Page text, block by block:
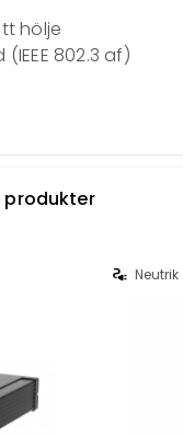
hölje
802.3 af)
produkter
electrical_services Neutrik